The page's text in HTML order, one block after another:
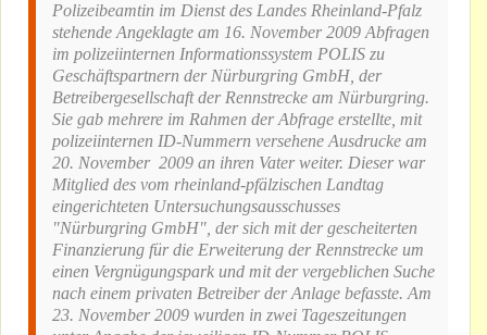
Polizeibeamtin im Dienst des Landes Rheinland-Pfalz
stehende Angeklagte am 16. November 2009 Abfragen
im polizeiinternen Informationssystem POLIS zu
Geschäftspartnern der Nürburgring GmbH, der
Betreibergesellschaft der Rennstrecke am Nürburgring.
Sie gab mehrere im Rahmen der Abfrage erstellte, mit
polizeiinternen ID-Nummern versehene Ausdrucke am
20. November 2009 an ihren Vater weiter. Dieser war
Mitglied des vom rheinland-pfälzischen Landtag
eingerichteten Untersuchungsausschusses
"Nürburgring GmbH", der sich mit der gescheiterten
Finanzierung für die Erweiterung der Rennstrecke um
einen Vergnügungspark und mit der vergeblichen Suche
nach einem privaten Betreiber der Anlage befasste. Am
23. November 2009 wurden in zwei Tageszeitungen